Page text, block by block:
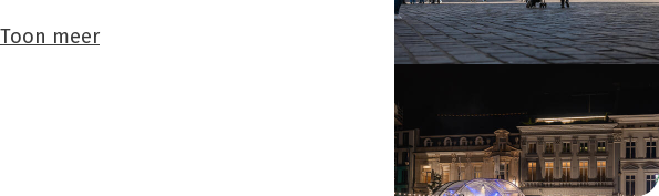
Toon meer